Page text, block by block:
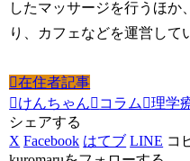
したマッサージを行うほか
り、カフェなどを運営して
在住者記事
けんちゃん
コラム
理学
シェアする
X Facebook はてブ LINE コ